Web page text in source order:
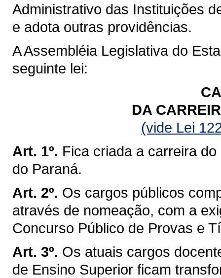
Administrativo das Instituições
e adota outras providências.
A Assembléia Legislativa do
seguinte lei:
DA
(vide Lei
Art. 1º. Fica criada a carreira
do Paraná.
Art. 2º. Os cargos públicos
através de nomeação, com a
Concurso Público de Provas e
Art. 3º. Os atuais cargos
de Ensino Superior ficam